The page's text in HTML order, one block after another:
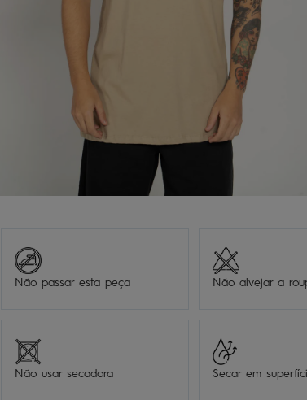
Não passar esta peça Não alvejar a
Não usar secadora Secar em